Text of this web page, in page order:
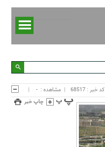
کد خبر : 68517 مشاهده : -
چاپ خبر